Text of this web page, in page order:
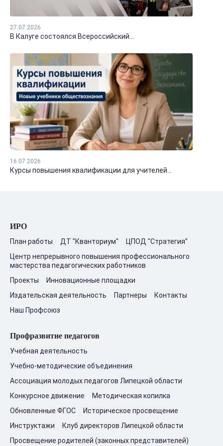
27.07.2026
В Калуге состоялся Всероссийский...
16.07.2026
Курсы повышения квалификации для учителей...
ИРО
План работы ДТ "Кванториум"
ЦПОД "Стратегия"
Центр непрерывного повышения профессионального
мастерства педагогических работников
Проекты
Инновационные площадки
Издательская деятельность
Партнеры
Контакты
Наш Профсоюз
Профразвитие педагогов
Учебная деятельность
Учебно-методические объединения
Ассоциация молодых педагогов Липецкой области
Конкурсное движение
Методическая копилка
Обновленные ФГОС
Историческое просвещение
Инструктажи
Клуб директоров Липецкой области
Просвещение родителей (законных представителей)